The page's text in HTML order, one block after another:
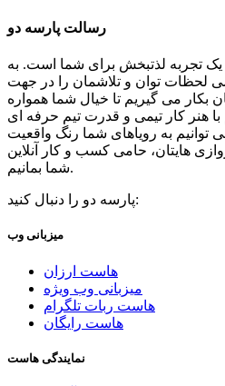
رسالت پارسه دو
یک تجربه لذتبخش برای شما است. به
تمامی لحظات توان و تلاشمان را در جهت
بکار می گیریم تا خیال شما همواره
با هنر کار تیمی و قدرت تیم حرفه ای
به رویاهای شما رنگ واقعیت
هایتان، حامی کسب و کار آنلاین
شما بمانیم.
پارسه دو را دنبال کنید:
میزبانی وب
هاست ارزان
میزبانی وب ویژه
هاست ربات تلگرام
هاست رایگان
نمایندگی هاست